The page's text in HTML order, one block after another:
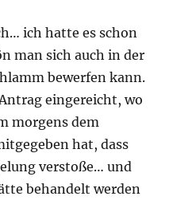
ich hatte es schon
man sich auch in der
bewerfen kann.
eingereicht, wo
morgens dem
hat, dass
verstoße… und
behandelt werden